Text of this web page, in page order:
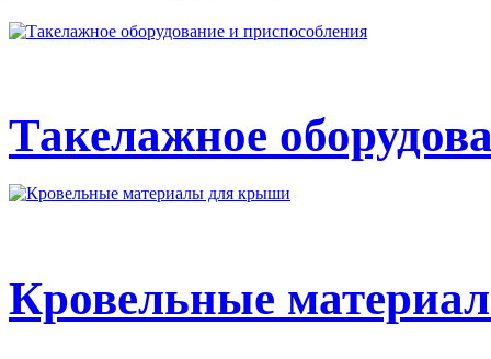
Такелажное
Кровельные